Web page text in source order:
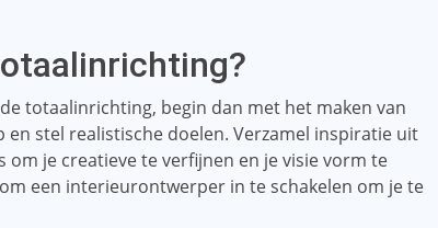
totaalinrichting, begin dan met het maken van
stel realistische doelen. Verzamel inspiratie uit
je creatieve te verfijnen en je visie vorm te
een ​​interieurontwerper in te schakelen om je te